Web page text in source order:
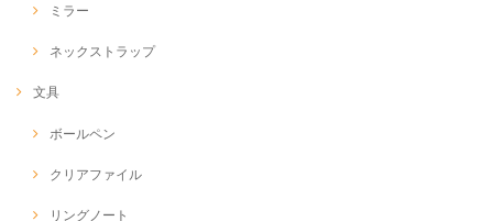
ミラー
ネックストラップ
文具
ボールペン
クリアファイル
リングノート